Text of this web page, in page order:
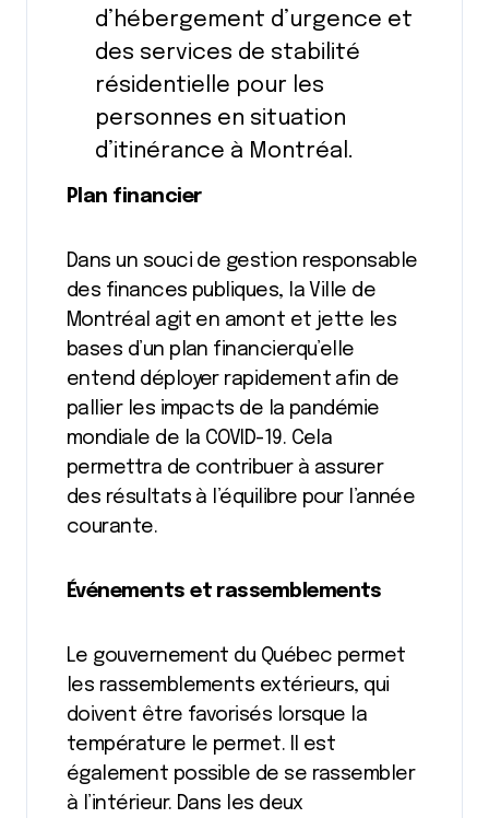
d’hébergement d’urgence et
des services de stabilité
résidentielle pour les
personnes en situation
d’itinérance à Montréal.
Plan financier
Dans un souci de gestion responsable
des finances publiques, la Ville de
Montréal agit en amont et jette les
bases d’un plan financierqu’elle
entend déployer rapidement afin de
pallier les impacts de la pandémie
mondiale de la COVID-19. Cela
permettra de contribuer à assurer
des résultats à l’équilibre pour l’année
courante.
Événements et rassemblements
Le gouvernement du Québec permet
les rassemblements extérieurs, qui
doivent être favorisés lorsque la
température le permet. Il est
également possible de se rassembler
à l’intérieur. Dans les deux